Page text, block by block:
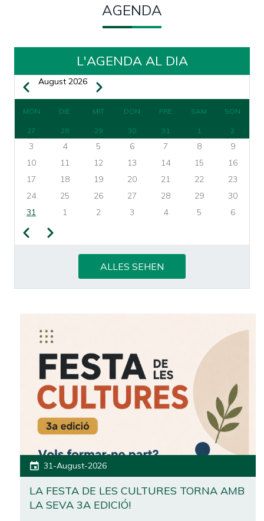
AGENDA
L'AGENDA AL DIA
SEITENNUMMERIERUNG
ZurückAugust 2026 Weiter
MON DIE MIT DON FRE SAM SON
27 28 29 30 31 1 2
3 4 5 6 7 8
9
10
11 12 13 14 15
16
17
18 19 20 21 22
23
24
25 26 27 28 29
30
31
1 2 3 4 5 6
Zurück Weiter
ALLES SEHEN
31-August-2026
LA FESTA DE LES CULTURES TORNA AMB
LA SEVA 3A EDICIÓ!